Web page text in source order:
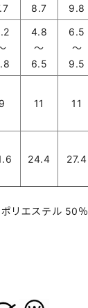
8.7 9.8
4.8
～
6.5
6.5
～
9.5
9 11 11
24.4 27.4
リエステル 50％